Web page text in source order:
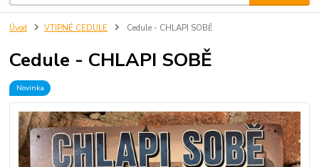
Úvod VTIPNÉ CEDULE Cedule - CHLAPI SOBĚ
Cedule - CHLAPI SOBĚ
Novinka